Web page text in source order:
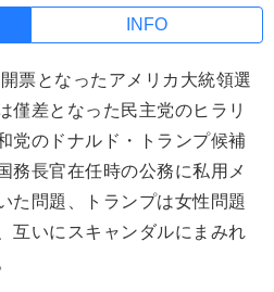
INFO
票となったアメリカ大統領選
僅差となった民主党のヒラリ
党のドナルド・トランプ候補
務長官在任時の公務に私用メ
た問題、トランプは女性問題
互いにスキャンダルにまみれ